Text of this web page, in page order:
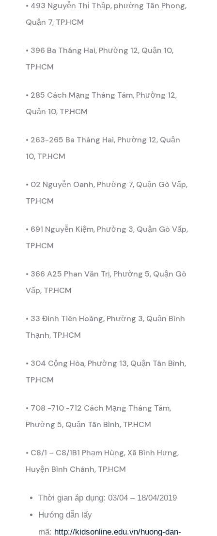
• 493 Nguyễn Thị Thập, phường Tân Phong,
Quận 7, TP.HCM
• 396 Ba Tháng Hai, Phường 12, Quận 10,
TP.HCM
• 285 Cách Mạng Tháng Tám, Phường 12,
Quận 10, TP.HCM
• 263-265 Ba Tháng Hai, Phường 12, Quận
10, TP.HCM
• 02 Nguyễn Oanh, Phường 7, Quận Gò Vấp,
TP.HCM
• 691 Nguyễn Kiệm, Phường 3, Quận Gò Vấp,
TP.HCM
• 366 A25 Phan Văn Trị, Phường 5, Quận Gò
Vấp, TP.HCM
• 33 Đinh Tiên Hoàng, Phường 3, Quận Bình
Thạnh, TP.HCM
• 304 Cộng Hòa, Phường 13, Quận Tân Bình,
TP.HCM
• 708 -710 -712 Cách Mạng Tháng Tám,
Phường 5, Quận Tân Bình, TP.HCM
• C8/1 – C8/1B1 Phạm Hùng, Xã Bình Hưng,
Huyện Bình Chánh, TP.HCM
Thời gian áp dụng: 03/04 – 18/04/2019
Hướng dẫn lấy
mã: http://kidsonline.edu.vn/huong-dan-